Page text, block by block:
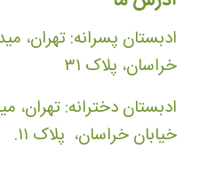
ادبستان پسرانه: تهران،
خراسان، پلاک ۳۱
ادبستان دخترانه: تهران،
خیابان خراسان، پلاک ۱۱.